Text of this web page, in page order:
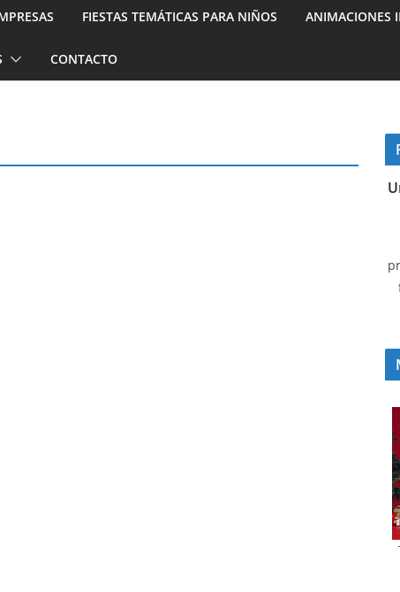
FIESTAS TEMÁTICAS PARA NIÑOS ANIMACIONES
CONTACTO